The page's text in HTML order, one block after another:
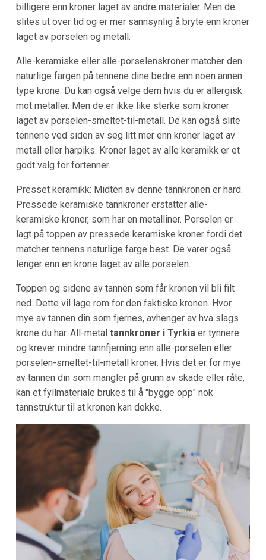
billigere enn kroner laget av andre materialer. Men de
slites ut over tid og er mer sannsynlig å bryte enn kroner
laget av porselen og metall.
Alle-keramiske eller alle-porselenskroner matcher den
naturlige fargen på tennene dine bedre enn noen annen
type krone. Du kan også velge dem hvis du er allergisk
mot metaller. Men de er ikke like sterke som kroner
laget av porselen-smeltet-til-metall. De kan også slite
tennene ved siden av seg litt mer enn kroner laget av
metall eller harpiks. Kroner laget av alle keramikk er et
godt valg for fortenner.
Presset keramikk: Midten av denne tannkronen er hard.
Pressede keramiske tannkroner erstatter alle-
keramiske kroner, som har en metalliner. Porselen er
lagt på toppen av pressede keramiske kroner fordi det
matcher tennens naturlige farge best. De varer også
lenger enn en krone laget av alle porselen.
Toppen og sidene av tannen som får kronen vil bli filt
ned. Dette vil lage rom for den faktiske kronen. Hvor
mye av tannen din som fjernes, avhenger av hva slags
krone du har. All-metal tannkroner i Tyrkia er tynnere
og krever mindre tannfjerning enn alle-porselen eller
porselen-smeltet-til-metall kroner. Hvis det er for mye
av tannen din som mangler på grunn av skade eller råte,
kan et fyllmateriale brukes til å "bygge opp" nok
tannstruktur til at kronen kan dekke.